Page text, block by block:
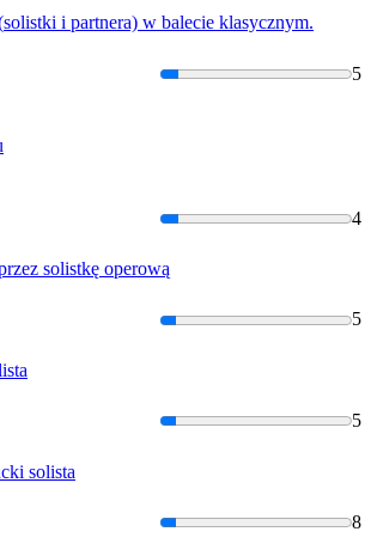
solistki i partnera) w balecie klasycznym.
5
4
solistkę operową
5
5
solista
8